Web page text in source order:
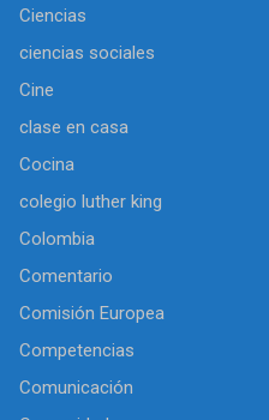
Ciencias
ciencias sociales
Cine
clase en casa
Cocina
colegio luther king
Colombia
Comentario
Comisión Europea
Competencias
Comunicación